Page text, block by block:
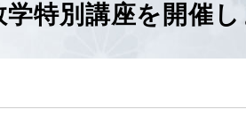
特別講座を開催し